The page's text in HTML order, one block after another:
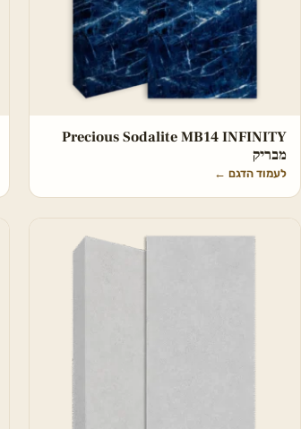
Precious Sodalite MB14 INFINITY
מבריק
לעמוד הדגם ←